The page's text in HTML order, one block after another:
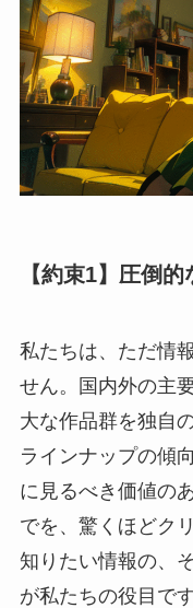
【約束1】圧倒的
私たちは、ただ情
せん。国内外の主
大な作品群を独自
ラインナップの傾
に見るべき価値の
でを、驚くほどク
知りたい情報の、
が私たちの役目です